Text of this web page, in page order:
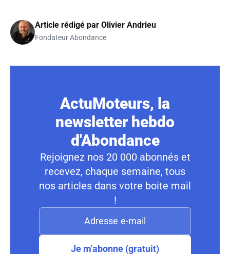
Article rédigé par Olivier Andrieu
Fondateur Abondance
ActuMoteurs, la
newsletter hebdo
d'Abondance
Rejoignez nos 20 000 abonnés et
recevez, chaque semaine, tous
nos articles dans votre boite mail
!
Je m'abonne (gratuit)